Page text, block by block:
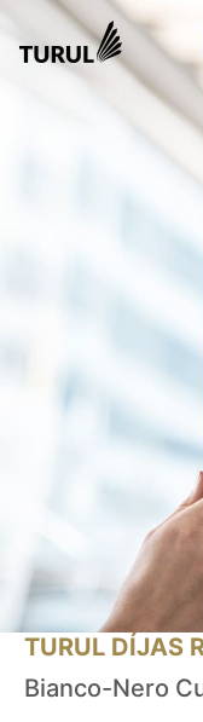
TURUL DÍJAS
Bianco-Nero